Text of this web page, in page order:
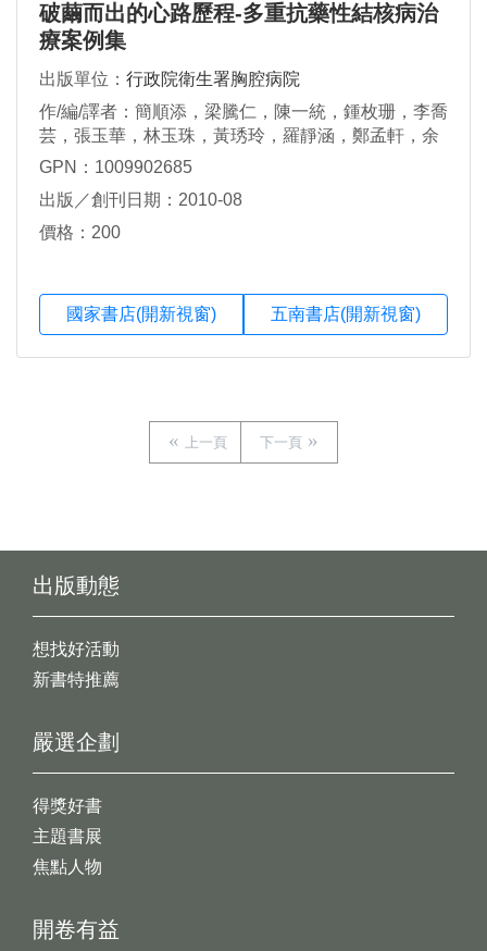
破繭而出的心路歷程-多重抗藥性結核病治
療案例集
出版單位： 行政院衛生署胸腔病院
作/編/譯者：簡順添，梁騰仁，陳一統，鍾枚珊，李喬
芸，張玉華，林玉珠，黃琇玲，羅靜涵，鄭孟軒，余
秉真，賴淑燕，黃慧華，陳珊羽，蔡瓊滿
GPN：1009902685
出版／創刊日期：2010-08
價格：200
國家書店(開新視窗) 五南書店(開新視窗)
上一頁 下一頁
出版動態
想找好活動
新書特推薦
開卷有益
嚴選企劃
得獎好書
主題書展
焦點人物